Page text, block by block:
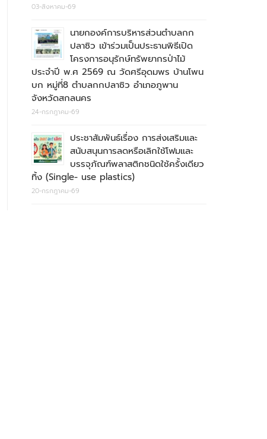
03-สิงหาคม-69
นายกองค์การบริหารส่วนตำบลกก
ปลาซิว เข้าร่วมเป็นประธานพิธีเปิด
โครงการอนุรักษ์ทรัพยากรป่าไม้
ประจำปี พ.ศ 2569 ณ วัดศรีอุดมพร บ้านโพน
บก หมู่ที่8 ตำบลกกปลาซิว อำเภอภูพาน
จังหวัดสกลนคร
24-กรกฎาคม-69
ประชาสัมพันธ์เรื่อง การส่งเสริมและ
สนับสนุนการลดหรือเลิกใช้โฟมและ
บรรจุภัณฑ์พลาสติกชนิดใช้ครั้งเดียว
ทิ้ง (Single- use plastics)
20-กรกฎาคม-69